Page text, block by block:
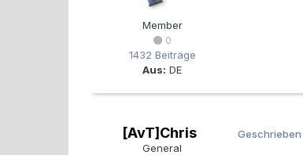
Member
0
1432 Beiträge
Aus: DE
[AvT]Chris
General
Geschrieben